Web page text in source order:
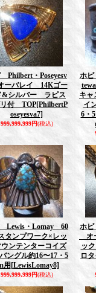
Philbert・Poseyesv
バレイ 14Kゴー
&シルバー ラピス
リ付 TOP[PhilbertP
oseyesva7]
999,999,999円(税込)
ホ
キャ
イ
6・
Lewis・Lomay 60
ンプワーク×レッ
ウンテンターコイズ
ングル約16〜17・5
用 [LewisLomay8]
999,999,999円(税込)
ホ
オ
ッ
ロ